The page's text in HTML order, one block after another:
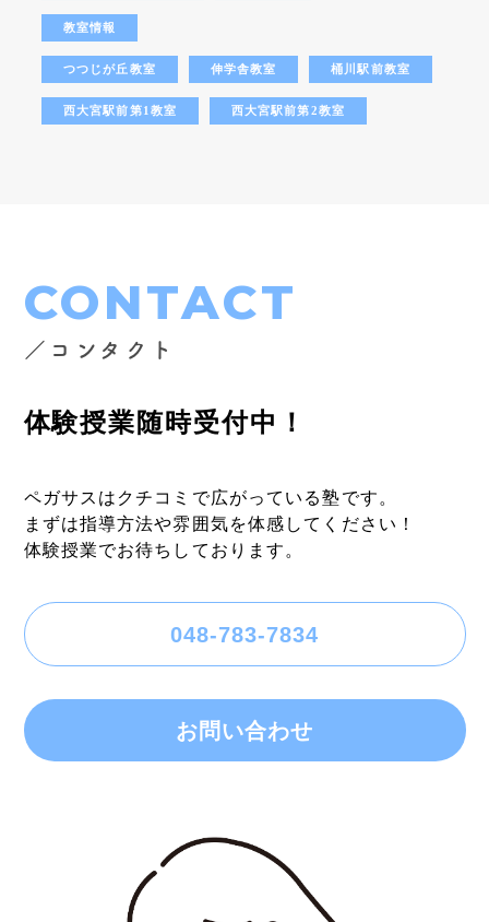
教室情報
つつじが丘教室 伸学舎教室 桶川駅前教室
西大宮駅前第1教室 西大宮駅前第2教室
CONTACT
／コンタクト
体験授業随時受付中！
ペガサスはクチコミで広がっている塾です。
まずは指導方法や雰囲気を体感してください！
体験授業でお待ちしております。
048-783-7834
お問い合わせ